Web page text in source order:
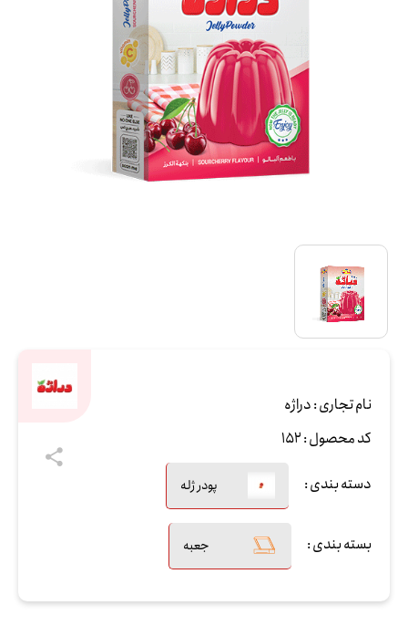
نام تجاری :دراژه
کد محصول :152
دسته بندی : پودر ژله
بسته بندی : جعبه